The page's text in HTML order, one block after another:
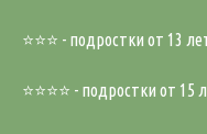
⭐️⭐️⭐️ - подростки от 13
⭐️⭐️⭐️⭐️ - подростки от 15